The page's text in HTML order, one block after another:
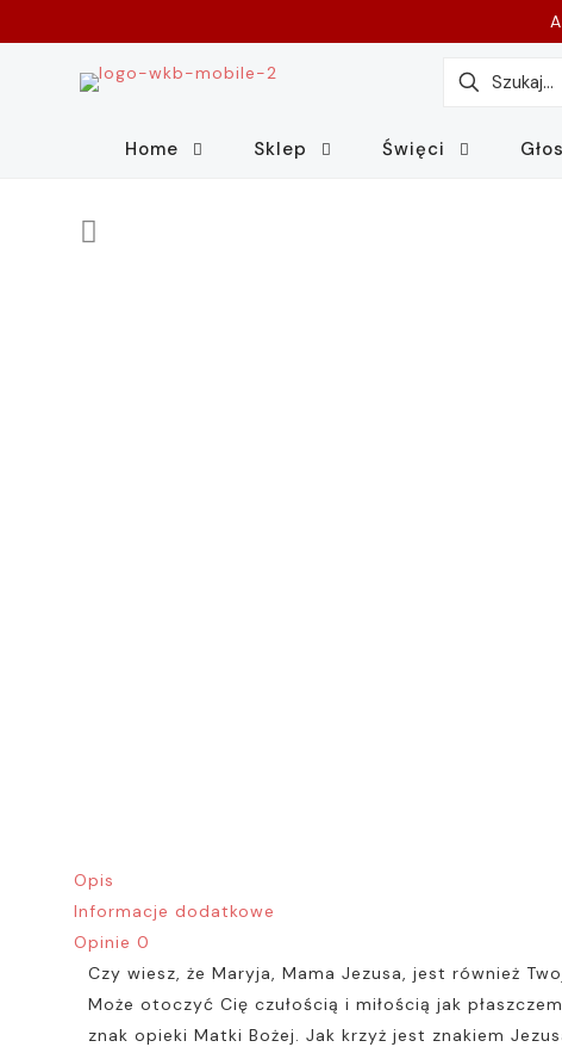
Home Sklep Święci
Opis
Informacje dodatkowe
Opinie 0
Czy wiesz, że Maryja, Mama Jezusa, jest również
Może otoczyć Cię czułością i miłością jak
znak opieki Matki Bożej. Jak krzyż jest znakiem